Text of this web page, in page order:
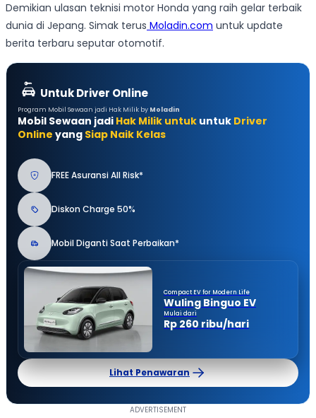
Demikian ulasan teknisi motor Honda yang raih gelar terbaik
dunia di Jepang. Simak terus Moladin.com untuk update
berita terbaru seputar otomotif.
Untuk Driver Online
Program Mobil Sewaan jadi Hak Milik by Moladin
Mobil Sewaan jadi Hak Milik untuk untuk Driver
Online yang Siap Naik Kelas
FREE Asuransi All Risk*
Diskon Charge 50%
Mobil Diganti Saat Perbaikan*
Compact EV for Modern Life
Wuling Binguo EV
Mulai dari
Rp 260 ribu/hari
Lihat Penawaran